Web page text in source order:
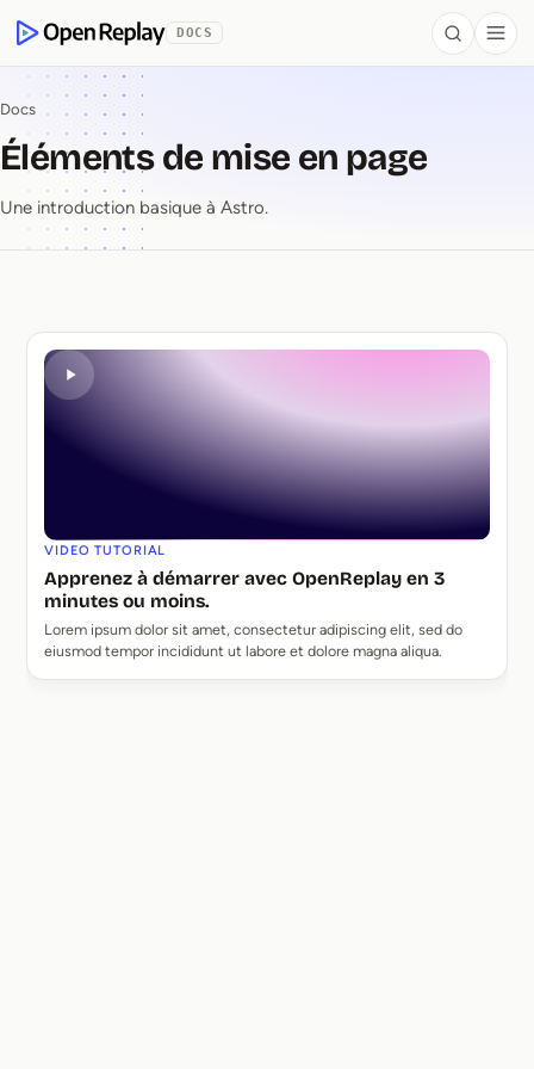
OpenReplay
DOCS Search
Docs
Éléments de mise en page
Une introduction basique à Astro.
Éléments de mise en
VIDEO TUTORIAL
Apprenez à démarrer avec OpenReplay en 3
minutes ou moins.
Lorem ipsum dolor sit amet, consectetur adipiscing elit, sed do
eiusmod tempor incididunt ut labore et dolore magna aliqua.